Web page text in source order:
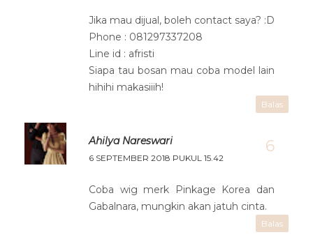
Jika mau dijual, boleh contact saya? :D
Phone : 081297337208
Line id : afristi
Siapa tau bosan mau coba model lain
hihihi makasiiih!
Balas
Ahilya Nareswari
6 SEPTEMBER 2018 PUKUL 15.42
Coba wig merk Pinkage Korea dan
Gabalnara, mungkin akan jatuh cinta.
Balas